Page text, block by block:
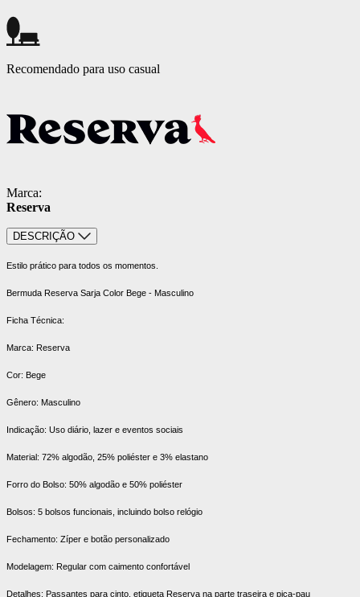
Recomendado para uso casual
Marca:
Reserva
DESCRIÇÃO
Estilo prático para todos os momentos.
Bermuda Reserva Sarja Color Bege - Masculino
Ficha Técnica:
Marca: Reserva
Cor: Bege
Gênero: Masculino
Indicação: Uso diário, lazer e eventos sociais
Material: 72% algodão, 25% poliéster e 3% elastano
Forro do Bolso: 50% algodão e 50% poliéster
Bolsos: 5 bolsos funcionais, incluindo bolso relógio
Fechamento: Zíper e botão personalizado
Modelagem: Regular com caimento confortável
Detalhes: Passantes para cinto, etiqueta Reserva na parte traseira e pica-pau